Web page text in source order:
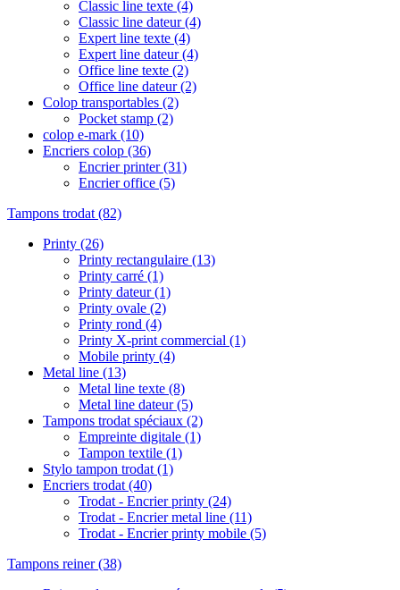
Classic line texte (4)
Classic line dateur (4)
Expert line texte (4)
Expert line dateur (4)
Office line texte (2)
Office line dateur (2)
Colop transportables (2)
Pocket stamp (2)
colop e-mark (10)
Encriers colop (36)
Encrier printer (31)
Encrier office (5)
Tampons trodat (82)
Printy (26)
Printy rectangulaire (13)
Printy carré (1)
Printy dateur (1)
Printy ovale (2)
Printy rond (4)
Printy X-print commercial (1)
Mobile printy (4)
Metal line (13)
Metal line texte (8)
Metal line dateur (5)
Tampons trodat spéciaux (2)
Empreinte digitale (1)
Tampon textile (1)
Stylo tampon trodat (1)
Encriers trodat (40)
Trodat - Encrier printy (24)
Trodat - Encrier metal line (11)
Trodat - Encrier printy mobile (5)
Tampons reiner (38)